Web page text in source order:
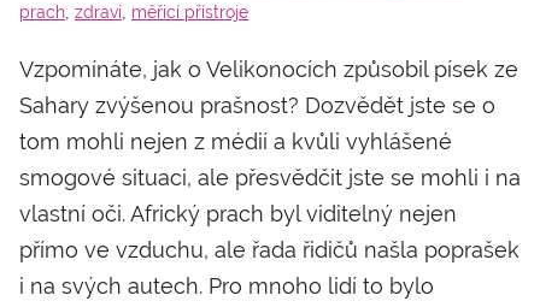
prach zdraví měřicí přístroje
Vzpomínáte, jak o Velikonocích způsobil písek ze
Sahary zvýšenou prašnost? Dozvědět jste se o
tom mohli nejen z médií a kvůli vyhlášené
smogové situaci, ale přesvědčit jste se mohli i na
vlastní oči. Africký prach byl viditelný nejen
přímo ve vzduchu, ale řada řidičů našla poprašek
i na svých autech. Pro mnoho lidí to bylo